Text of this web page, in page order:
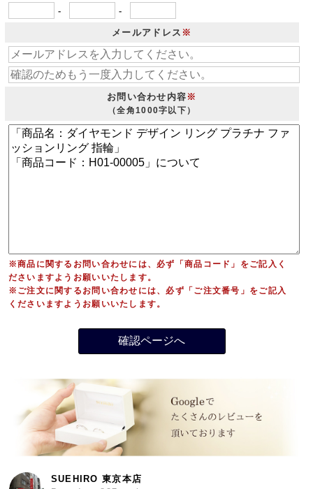
- -
メールアドレス ※
お問い合わせ内容 ※
（全角1000字以下）
※商品に関するお問い合わせには、必ず「商品コード」をご記入く
ださいますようお願いいたします。
※ご注文に関するお問い合わせには、必ず「ご注文番号」をご記入
くださいますようお願いいたします。
SUEHIRO 東京本店